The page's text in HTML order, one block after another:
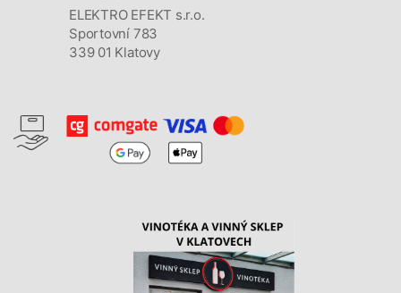
ELEKTRO EFEKT s.r.o.
Sportovní 783
339 01 Klatovy